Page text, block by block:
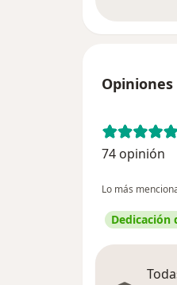
Opiniones
74 opinión
Lo más
Dedicación